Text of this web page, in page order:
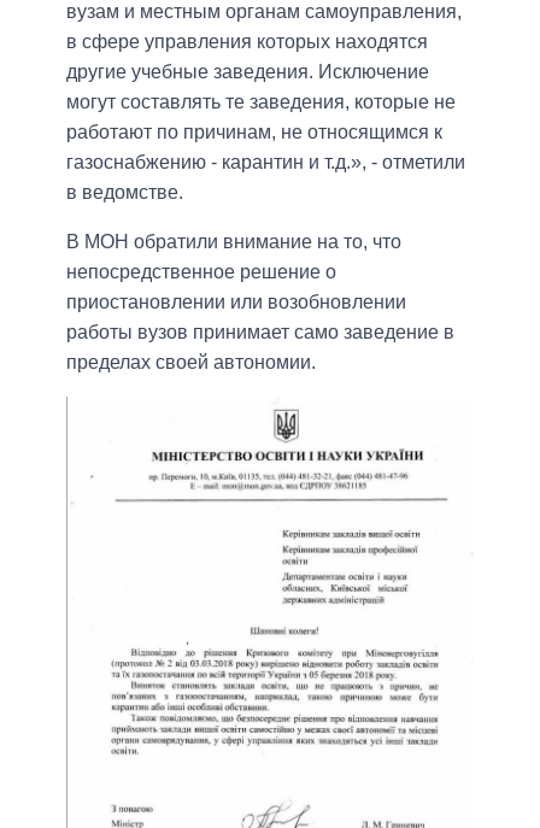
вузам и местным органам самоуправления,
в сфере управления которых находятся
другие учебные заведения. Исключение
могут составлять те заведения, которые не
работают по причинам, не относящимся к
газоснабжению - карантин и т.д.», - отметили
в ведомстве.
В МОН обратили внимание на то, что
непосредственное решение о
приостановлении или возобновлении
работы вузов принимает само заведение в
пределах своей автономии.